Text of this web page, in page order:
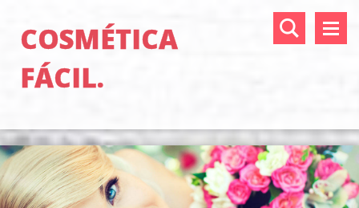
COSMÉTICA
FÁCIL.